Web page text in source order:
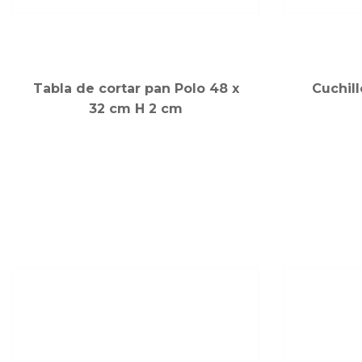
Tabla de cortar pan Polo 48 x
32 cm H 2 cm